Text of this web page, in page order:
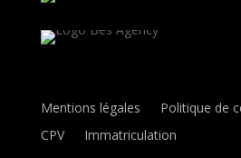
Mentions légales Politique de
CPV
Immatriculation